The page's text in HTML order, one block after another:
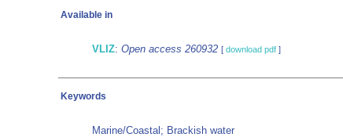
Available in
VLIZ: Open access 260932 [ download pdf ]
Keywords
Marine/Coastal; Brackish water